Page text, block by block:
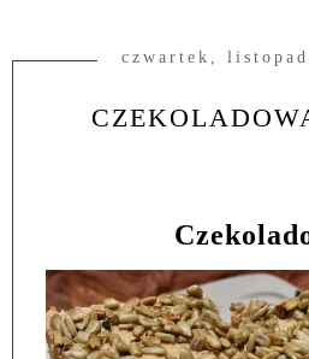
czwartek,